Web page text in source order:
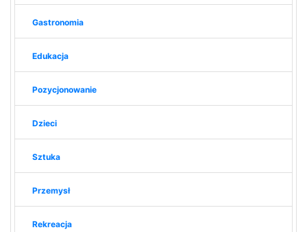
Gastronomia
Edukacja
Pozycjonowanie
Dzieci
Sztuka
Przemysł
Rekreacja